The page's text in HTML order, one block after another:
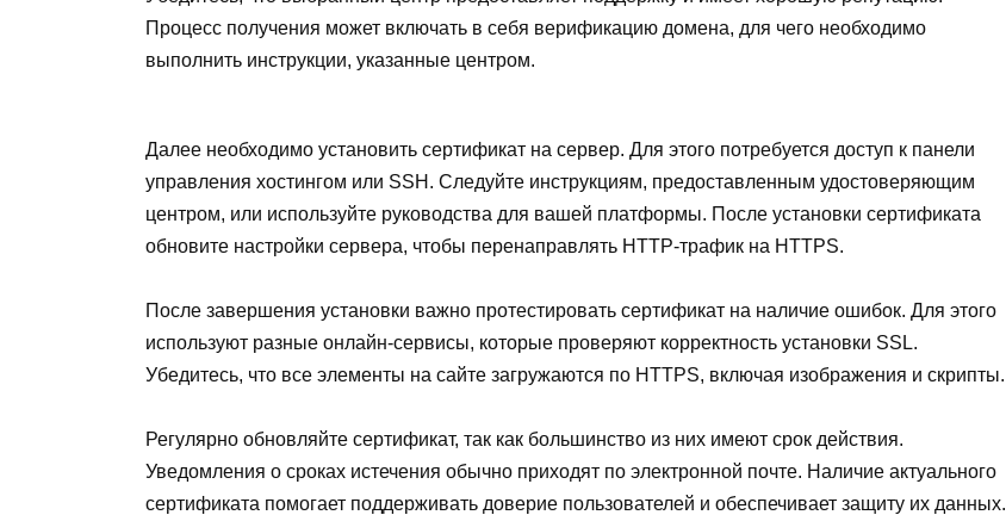
Процесс получения может включать в себя верификацию домена, для чего необходимо
выполнить инструкции, указанные центром.
Далее необходимо установить сертификат на сервер. Для этого потребуется доступ к панели
управления хостингом или SSH. Следуйте инструкциям, предоставленным удостоверяющим
центром, или используйте руководства для вашей платформы. После установки сертификата
обновите настройки сервера, чтобы перенаправлять HTTP-трафик на HTTPS.
После завершения установки важно протестировать сертификат на наличие ошибок. Для этого
используют разные онлайн-сервисы, которые проверяют корректность установки SSL.
Убедитесь, что все элементы на сайте загружаются по HTTPS, включая изображения и скрипты.
Регулярно обновляйте сертификат, так как большинство из них имеют срок действия.
Уведомления о сроках истечения обычно приходят по электронной почте. Наличие актуального
сертификата помогает поддерживать доверие пользователей и обеспечивает защиту их данных.